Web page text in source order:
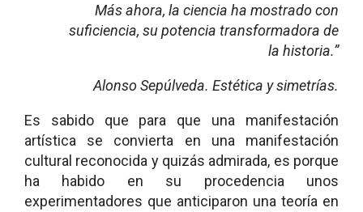
Más ahora, la ciencia ha mostrado con
suficiencia, su potencia transformadora de
la historia.”
Alonso Sepúlveda. Estética y simetrías.
Es sabido que para que una manifestación
artística se convierta en una manifestación
cultural reconocida y quizás admirada, es porque
ha habido en su procedencia unos
experimentadores que anticiparon una teoría en